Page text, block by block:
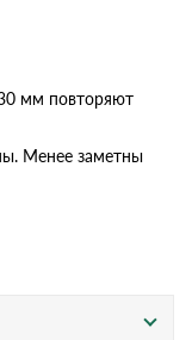
мм повторяют
Менее заметны